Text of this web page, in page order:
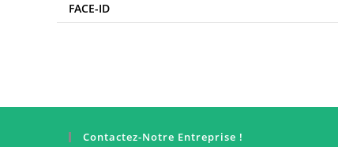
FACE-ID
Contactez-Notre Entreprise !